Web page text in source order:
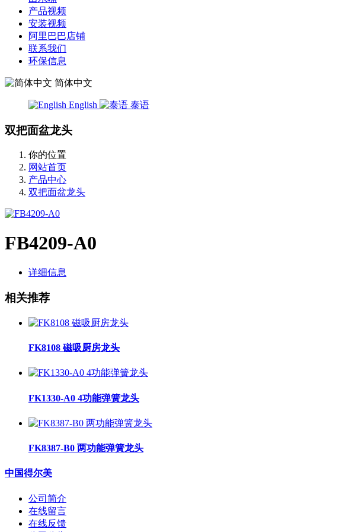
产品视频
安装视频
阿里巴巴店铺
联系我们
环保信息
简体中文
English 泰语
双把面盆龙头
你的位置
网站首页
产品中心
双把面盆龙头
FB4209-A0
详细信息
相关推荐
FK8108 磁吸厨房龙头
FK1330-A0 4功能弹簧龙头
FK8387-B0 两功能弹簧龙头
中国得尔美
公司简介
在线留言
在线反馈